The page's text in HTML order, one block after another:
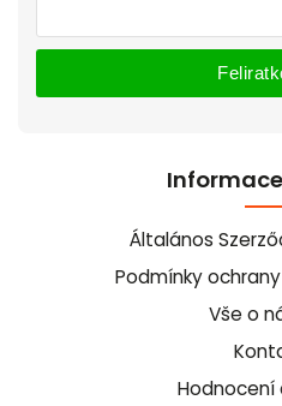
Általános
Podmínky
Vše o
Hodnocení